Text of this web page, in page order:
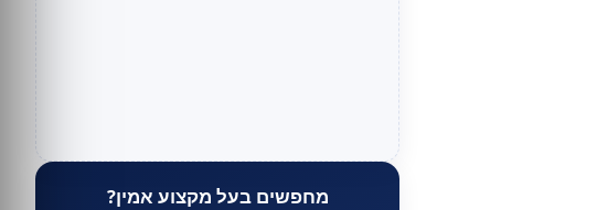
מחפשים בעל מקצוע אמין?